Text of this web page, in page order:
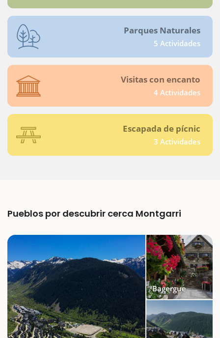
Parques Naturales
5 Actividades
Visitas con encanto
4 Actividades
Escapada de pícnic
3 Actividades
Pueblos por descubrir cerca Montgarri
Bagergue